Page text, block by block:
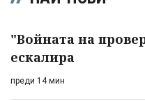
"Войната на
ескалира
преди 14 мин